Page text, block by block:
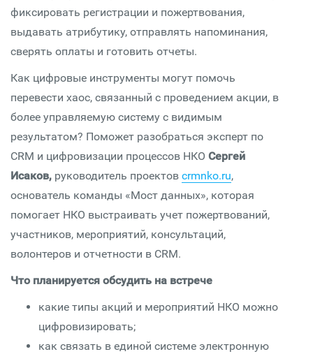
фиксировать регистрации и пожертвования,
выдавать атрибутику, отправлять напоминания,
сверять оплаты и готовить отчеты.
Как цифровые инструменты могут помочь
перевести хаос, связанный с проведением акции, в
более управляемую систему с видимым
результатом? Поможет разобраться эксперт по
CRM и цифровизации процессов НКО Сергей
Исаков, руководитель проектов crmnko.ru,
основатель команды «Мост данных», которая
помогает НКО выстраивать учет пожертвований,
участников, мероприятий, консультаций,
волонтеров и отчетности в CRM.
Что планируется обсудить на встрече
какие типы акций и мероприятий НКО можно
цифровизировать;
как связать в единой системе электронную